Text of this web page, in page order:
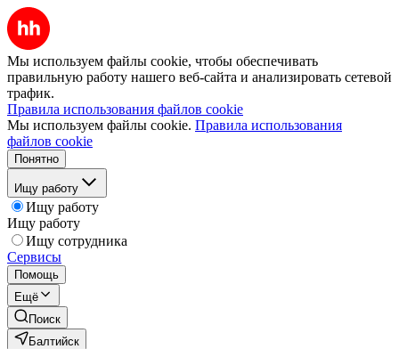
Мы используем файлы cookie, чтобы обеспечивать
правильную работу нашего веб-сайта и анализировать сетевой
трафик.
Правила использования файлов cookie
Мы используем файлы cookie. Правила использования
файлов cookie
Понятно
Ищу работу
Ищу работу
Ищу работу
Ищу сотрудника
Сервисы
Помощь
Ещё
Поиск
Балтийск